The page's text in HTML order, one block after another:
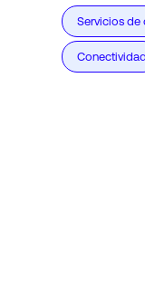
Servicios de
Conectividad